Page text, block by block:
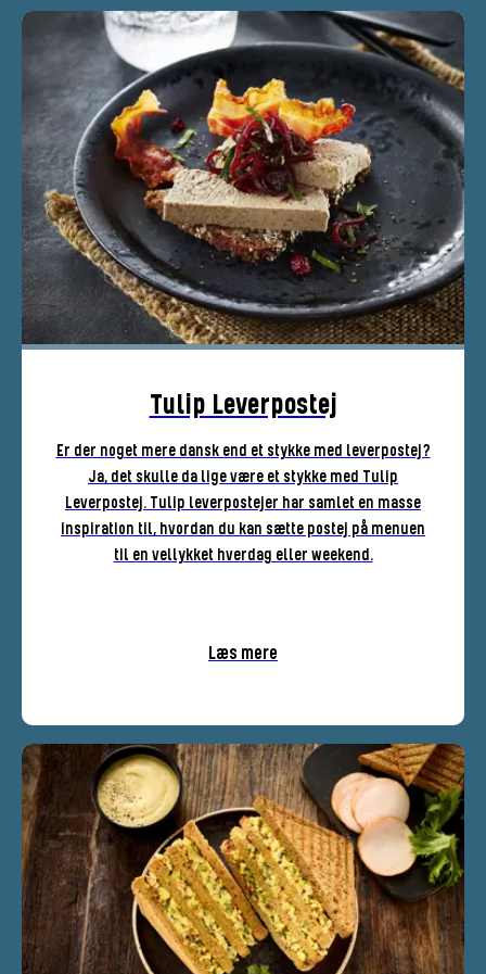
Tulip Leverpostej
Er der noget mere dansk end et stykke med leverpostej?
Ja, det skulle da lige være et stykke med Tulip
Leverpostej. Tulip leverpostejer har samlet en masse
inspiration til, hvordan du kan sætte postej på menuen
til en vellykket hverdag eller weekend.
Læs mere